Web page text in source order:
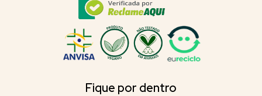
Fique por dentro